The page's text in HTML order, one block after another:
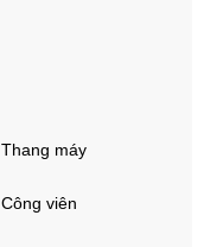
Thang máy
Công viên